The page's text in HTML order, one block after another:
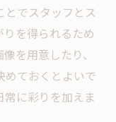
とでスタッフとス
を得られるため
を用意したり、
ておくとよいで
常に彩りを加えま